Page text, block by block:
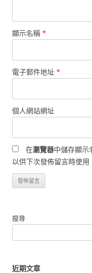
顯示名稱 *
電子郵件地址 *
個人網站網址
在瀏覽器中儲存顯示
以供下次發佈留言時使用
搜尋
近期文章